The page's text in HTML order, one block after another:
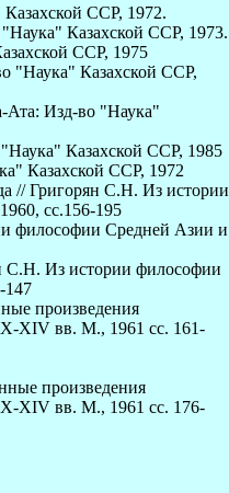
ССР, 1972.
Казахской ССР, 1973.
ССР, 1975
"Наука" Казахской ССР,
Ата: Изд-во "Наука"
Казахской ССР, 1985
Казахской ССР, 1972
// Григорян С.Н. Из истории
сс.156-195
философии Средней Азии и
С.Н. Из истории философии
147
произведения
XIV вв. М., 1961 сс. 161-
произведения
XIV вв. М., 1961 сс. 176-